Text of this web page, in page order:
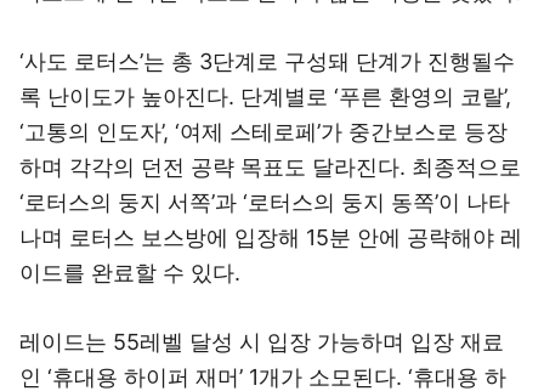
‘사도 로터스’는 총 3단계로 구성돼 단계가 진행될수
록 난이도가 높아진다. 단계별로 ‘푸른 환영의 코랄’,
‘고통의 인도자’, ‘여제 스테로페’가 중간보스로 등장
하며 각각의 던전 공략 목표도 달라진다. 최종적으로
‘로터스의 둥지 서쪽’과 ‘로터스의 둥지 동쪽’이 나타
나며 로터스 보스방에 입장해 15분 안에 공략해야 레
이드를 완료할 수 있다.
레이드는 55레벨 달성 시 입장 가능하며 입장 재료
인 ‘휴대용 하이퍼 재머’ 1개가 소모된다. ‘휴대용 하